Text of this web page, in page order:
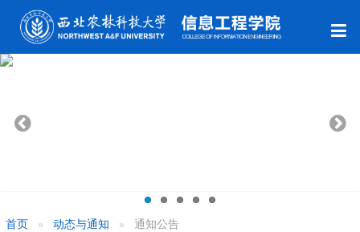
首页 动态与通知 通知公告